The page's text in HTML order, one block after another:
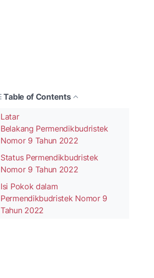
Table of Contents
Latar
Belakang Permendikbudristek
Nomor 9 Tahun 2022
Status Permendikbudristek
Nomor 9 Tahun 2022
Isi Pokok dalam
Permendikbudristek Nomor 9
Tahun 2022